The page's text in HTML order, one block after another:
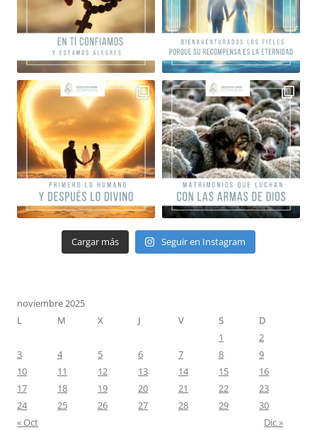
Cargar más Seguir en Instagram
noviembre 2025
L
M X J V S
D
1
2
3
4 5 6 7 8
9
10
11 12 13 14 15
16
17
18 19 20 21 22
23
24
25 26 27 28 29
30
« Oct
Dic »